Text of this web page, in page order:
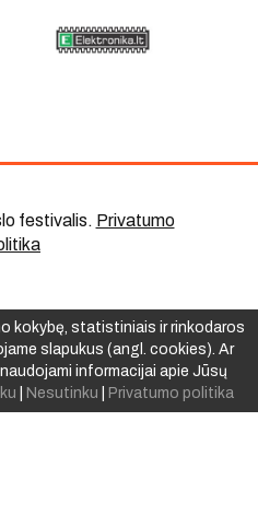
festivalis. Privatumo
kokybę, statistiniais ir rinkodaros
slapukus (angl. cookies). Ar
informacijai apie Jūsų
Nesutinku Privatumo politika